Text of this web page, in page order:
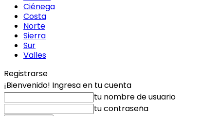
Ciénega
Costa
Norte
Sierra
Sur
Valles
Registrarse
¡Bienvenido! Ingresa en tu cuenta
tu nombre de usuario
tu contraseña